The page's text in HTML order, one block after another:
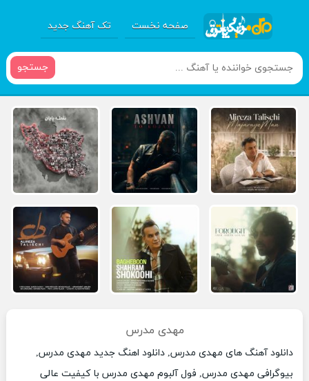
صفحه نخست تک آهنگ جدید
جستجو
مهدی مدرس
دانلود آهنگ های مهدی مدرس, دانلود اهنگ جدید مهدی مدرس,
بیوگرافی مهدی مدرس, فول آلبوم مهدی مدرس با کیفیت عالی